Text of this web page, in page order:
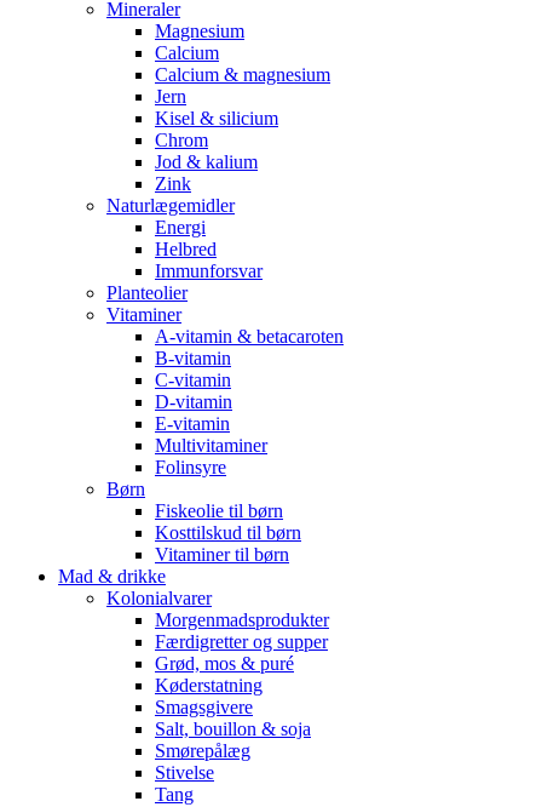
Mineraler
Magnesium
Calcium
Calcium & magnesium
Jern
Kisel & silicium
Chrom
Jod & kalium
Zink
Naturlægemidler
Energi
Helbred
Immunforsvar
Planteolier
Vitaminer
A-vitamin & betacaroten
B-vitamin
C-vitamin
D-vitamin
E-vitamin
Multivitaminer
Folinsyre
Børn
Fiskeolie til børn
Kosttilskud til børn
Vitaminer til børn
Mad & drikke
Kolonialvarer
Morgenmadsprodukter
Færdigretter og supper
Grød, mos & puré
Køderstatning
Smagsgivere
Salt, bouillon & soja
Smørepålæg
Stivelse
Tang